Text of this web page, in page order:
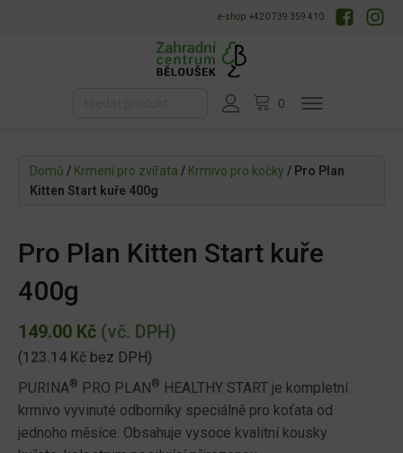
e-shop: +420 739 359 410
Domů / Krmení pro zvířata / Krmivo pro kočky / Pro Plan
Kitten Start kuře 400g
Pro Plan Kitten Start kuře
400g
149.00 Kč (vč. DPH)
(123.14 Kč bez DPH)
PURINA® PRO PLAN ® HEALTHY START je kompletní
krmivo vyvinuté odborníky speciálně pro koťata od
jednoho měsíce. Obsahuje vysoce kvalitní kousky